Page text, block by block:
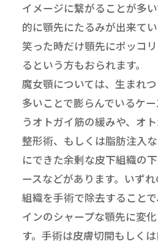
イメージに繋がることが多
的に顎先にたるみが出来て
笑った時だけ顎先にポッコ
るという方もおられます。
魔女顎については、生まれ
多いことで膨らんでいるケ
うオトガイ筋の緩みや、オ
整形術、もしくは脂肪注入
にできた余剰な皮下組織の
ースなどがあります。いず
組織を手術で除去すること
インのシャープな顎先に変
す。手術は皮膚切開もしく